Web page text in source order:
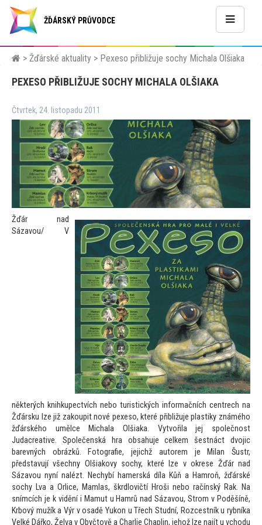
ŽĎÁRSKÝ PRŮVODCE
> Žďárské aktuality > Pexeso přibližuje sochy Michala Olšiaka
PEXESO PŘIBLIŽUJE SOCHY MICHALA OLŠIAKA
Čtvrtek, 24. listopadu 2011
Žďár nad
Sázavou/ V
některých knihkupectvích nebo turistických informačních centrech na
Žďársku lze již zakoupit nové pexeso, které přibližuje plastiky známého
žďárského umělce Michala Olšiaka. Vytvořila jej společnost
Judacreative. Společenská hra obsahuje celkem šestnáct dvojic
barevných obrázků. Fotografie, jejichž autorem je Milan Šustr,
představují všechny Olšiakovy sochy, které lze v okrese Žďár nad
Sázavou nyní nalézt. Nechybí hamerská díla Kůň a Hamroň, žďárské
sochy Lva a Orlice, Mamlas, škrdlovičtí Hroši nebo račínský Rak. Na
snímcích je k vidění i Mamut u Hamrů nad Sázavou, Strom v Poděšíně,
Krbový mužík a Výr v osadě Yukon u Třech Studní, Rozcestník u rybníka
Velké Dářko, Želva v Obyčtově a Charlie Chaplin, jehož lze najít u vchodu